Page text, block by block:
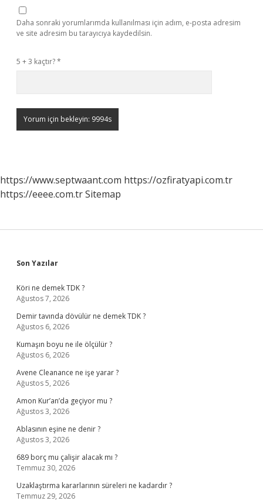
Daha sonraki yorumlarımda kullanılması için adım, e-posta adresim
ve site adresim bu tarayıcıya kaydedilsin.
5 + 3 kaçtır?*
https://www.septwaant.com https://ozfiratyapi.com.tr
https://eeee.com.trSitemap
Sidebar
Son Yazılar
Köri ne demek TDK ?
Ağustos 7, 2026
Demir tavında dövülür ne demek TDK ?
Ağustos 6, 2026
Kumaşın boyu ne ile ölçülür ?
Ağustos 6, 2026
Avene Cleanance ne işe yarar ?
Ağustos 5, 2026
Amon Kur’an’da geçiyor mu ?
Ağustos 3, 2026
Ablasının eşine ne denir ?
Ağustos 3, 2026
689 borç mu çalişir alacak mı ?
Temmuz 30, 2026
Uzaklaştırma kararlarının süreleri ne kadardır ?
Temmuz 29, 2026